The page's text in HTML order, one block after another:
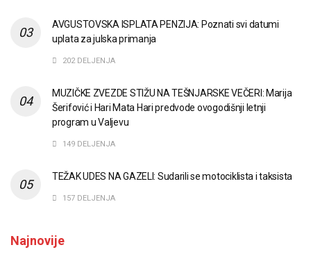
AVGUSTOVSKA ISPLATA PENZIJA: Poznati svi datumi
uplata za julska primanja
202 DELJENJA
MUZIČKE ZVEZDE STIŽU NA TEŠNJARSKE VEČERI: Marija
Šerifović i Hari Mata Hari predvode ovogodišnji letnji
program u Valjevu
149 DELJENJA
TEŽAK UDES NA GAZELI: Sudarili se motociklista i taksista
157 DELJENJA
Najnovije